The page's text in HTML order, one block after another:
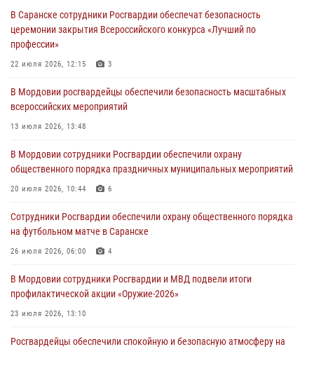
В Саранске сотрудники Росгвардии задержали дебошира,
повредившего имущество в кафе
06 августа 2026, 07:03
незамедлительно
05 августа 2026, 15:04
подозреваемого в причинении телесных повреждений супруге
05 августа 2026, 12:34
проведения масштабного праздника в Темникове
05 августа 2026, 09:04 4
В Саранске сотрудники Росгвардии обеспечат безопасность
церемонии закрытия Всероссийского конкурса «Лучший по
профессии»
22 июля 2026, 12:15 3
В Мордовии росгвардейцы обеспечили безопасность масштабных
всероссийских мероприятий
13 июля 2026, 13:48
В Мордовии сотрудники Росгвардии обеспечили охрану
общественного порядка праздничных муниципальных мероприятий
20 июля 2026, 10:44 6
Сотрудники Росгвардии обеспечили охрану общественного порядка
на футбольном матче в Саранске
26 июля 2026, 06:00 4
В Мордовии сотрудники Росгвардии и МВД подвели итоги
профилактической акции «Оружие‑2026»
23 июля 2026, 13:10
Росгвардейцы обеспечили спокойную и безопасную атмосферу на